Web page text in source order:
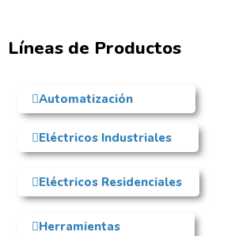
Líneas de Productos
Automatización
Eléctricos Industriales
Eléctricos Residenciales
Herramientas